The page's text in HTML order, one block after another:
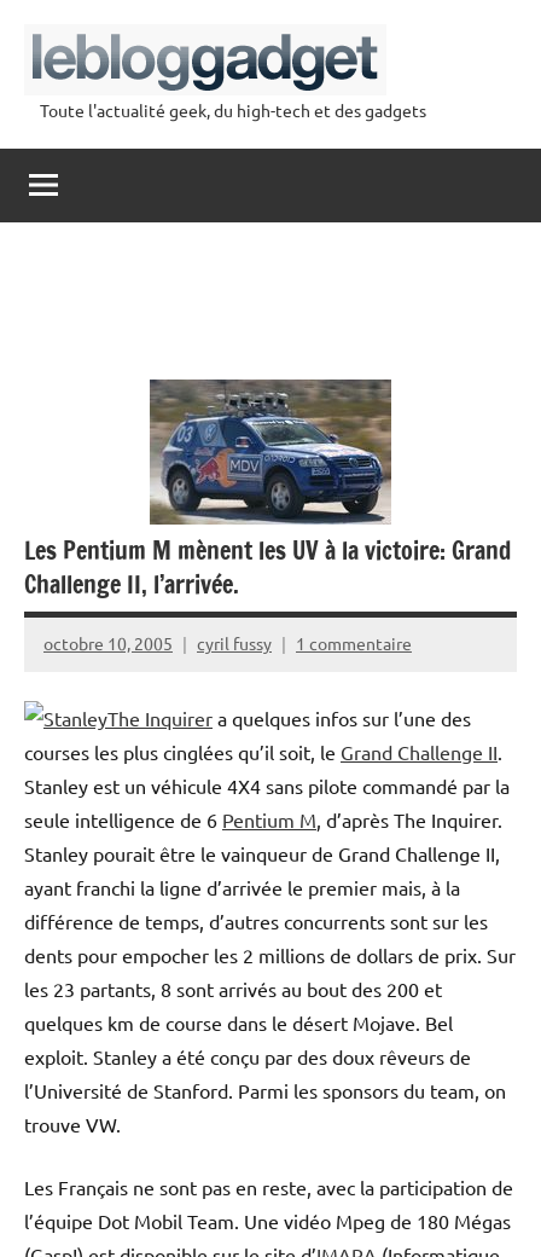
contenu
lebloggadget
Toute l'actualité geek, du high-tech et des gadgets
Les Pentium M mènent les UV à la victoire: Grand
Challenge II, l’arrivée.
octobre 10, 2005 cyril fussy 1 commentaire
The Inquirer a quelques infos sur l’une des
courses les plus cinglées qu’il soit, le Grand Challenge II
Stanley est un véhicule 4X4 sans pilote commandé par la
seule intelligence de 6 Pentium M , d’après The Inquirer.
Stanley pourait être le vainqueur de Grand Challenge II,
ayant franchi la ligne d’arrivée le premier mais, à la
différence de temps, d’autres concurrents sont sur les
dents pour empocher les 2 millions de dollars de prix. Sur
les 23 partants, 8 sont arrivés au bout des 200 et
quelques km de course dans le désert Mojave. Bel
exploit. Stanley a été conçu par des doux rêveurs de
l’Université de Stanford. Parmi les sponsors du team, on
trouve VW.
Les Français ne sont pas en reste, avec la participation de
l’équipe Dot Mobil Team. Une vidéo Mpeg de 180 Mégas